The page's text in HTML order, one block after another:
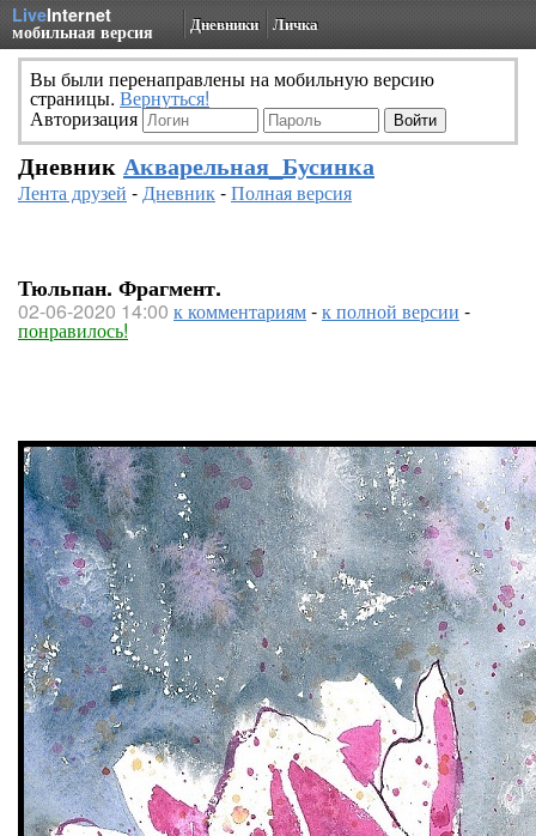
LiveInternet
мобильная версия Дневники Личка
Вы были перенаправлены на мобильную версию
страницы. Вернуться!
Авторизация
Дневник Акварельная_Бусинка
Лента друзей -Дневник-Полная версия
Тюльпан. Фрагмент.
02-06-2020 14:00 к комментариям-к полной версии -
понравилось!